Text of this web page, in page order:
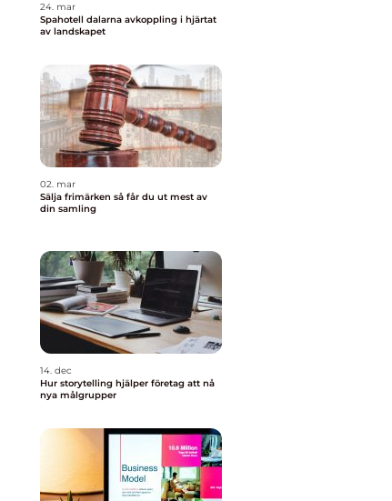
24. mar
Spahotell dalarna avkoppling i hjärtat
av landskapet
02. mar
Sälja frimärken så får du ut mest av
din samling
14. dec
Hur storytelling hjälper företag att nå
nya målgrupper